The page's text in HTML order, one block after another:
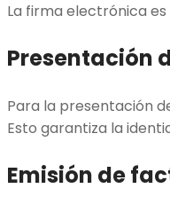
La firma electrónica
Presentación
Para la presentación
Esto garantiza la
Emisión de